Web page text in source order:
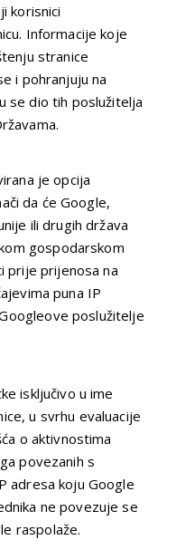
korisnici
Informacije koje
stranice
i pohranjuju na
se dio tih poslužitelja
je opcija
da će Google,
ili drugih država
gospodarskom
prije prijenosa na
puna IP
poslužitelje
isključivo u ime
u svrhu evaluacije
o aktivnostima
povezanih s
adresa koju Google
ne povezuje se
raspolaže.